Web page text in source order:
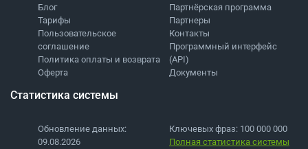
Статистика системы
Обновление данных:
09.08.2026
Ключевых фраз: 100 000 000
Полная статистика системы
Блог
Тарифы
Пользовательское
соглашение
Политика оплаты и возврата
Оферта
Партнёрская программа
Партнеры
Контакты
Программный интерфейс
(API)
Документы